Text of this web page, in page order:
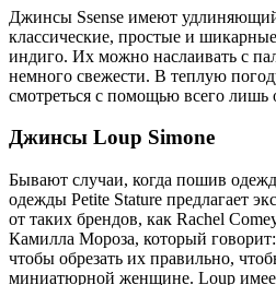
Джинсы Ssense имеют
классические, простые и
индиго. Их можно наслаивать с
немного свежести. В теплую
смотреться с помощью всего лишь
Джинсы Loup Simone
Бывают случаи, когда пошив
одежды Petite Stature предлагает
от таких брендов, как Rachel
Камилла Мороза, который
чтобы обрезать их правильно,
миниатюрной женщине. Loup